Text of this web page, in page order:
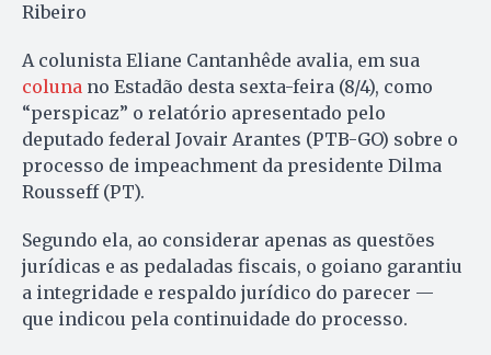
Ribeiro
A colunista Eliane Cantanhêde avalia, em sua
coluna no Estadão desta sexta-feira (8/4), como
“perspicaz” o relatório apresentado pelo
deputado federal Jovair Arantes (PTB-GO) sobre o
processo de impeachment da presidente Dilma
Rousseff (PT).
Segundo ela, ao considerar apenas as questões
jurídicas e as pedaladas fiscais, o goiano garantiu
a integridade e respaldo jurídico do parecer —
que indicou pela continuidade do processo.